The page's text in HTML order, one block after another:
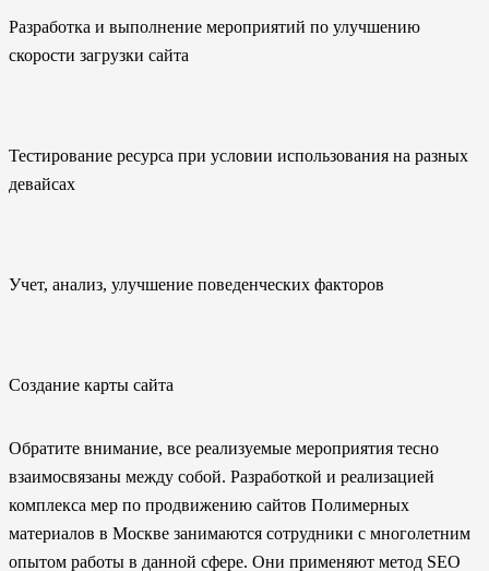
Разработка и выполнение мероприятий по улучшению
скорости загрузки сайта
Тестирование ресурса при условии использования на разных
девайсах
Учет, анализ, улучшение поведенческих факторов
Создание карты сайта
Обратите внимание, все реализуемые мероприятия тесно
взаимосвязаны между собой. Разработкой и реализацией
комплекса мер по продвижению сайтов Полимерных
материалов в Москве занимаются сотрудники с многолетним
опытом работы в данной сфере. Они применяют метод SEO